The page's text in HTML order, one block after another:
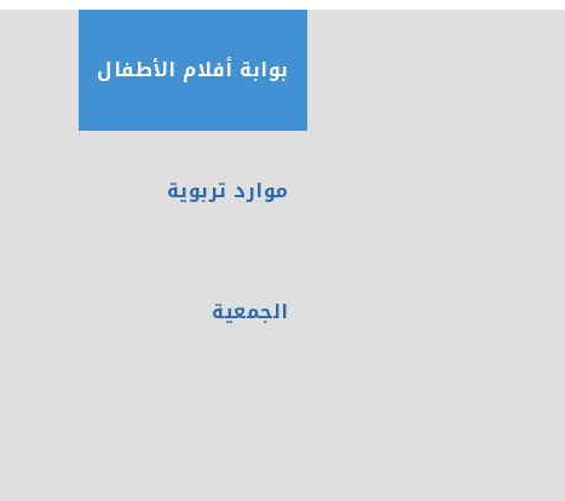
بوابة أفلام الأطفال
موارد تربوية
الجمعية